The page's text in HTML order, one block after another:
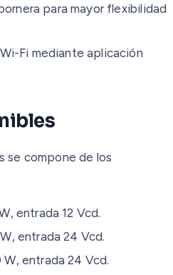
para mayor flexibilidad
Fi mediante aplicación
se compone de los
entrada 12 Vcd.
entrada 24 Vcd.
W, entrada 24 Vcd.